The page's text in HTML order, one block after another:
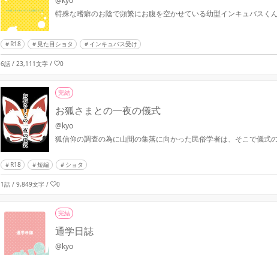
特殊な嗜癖のお陰で頻繁にお腹を空かせている幼型インキュバスく
R18 見た目ショタ インキュバス受け
6話 / 23,111文字/ 0
完結
お狐さまとの一夜の儀式
@kyo
狐信仰の調査の為に山間の集落に向かった民俗学者は、そこで儀式の
R18 短編 ショタ
1話 / 9,849文字/ 0
完結
通学日誌
@kyo